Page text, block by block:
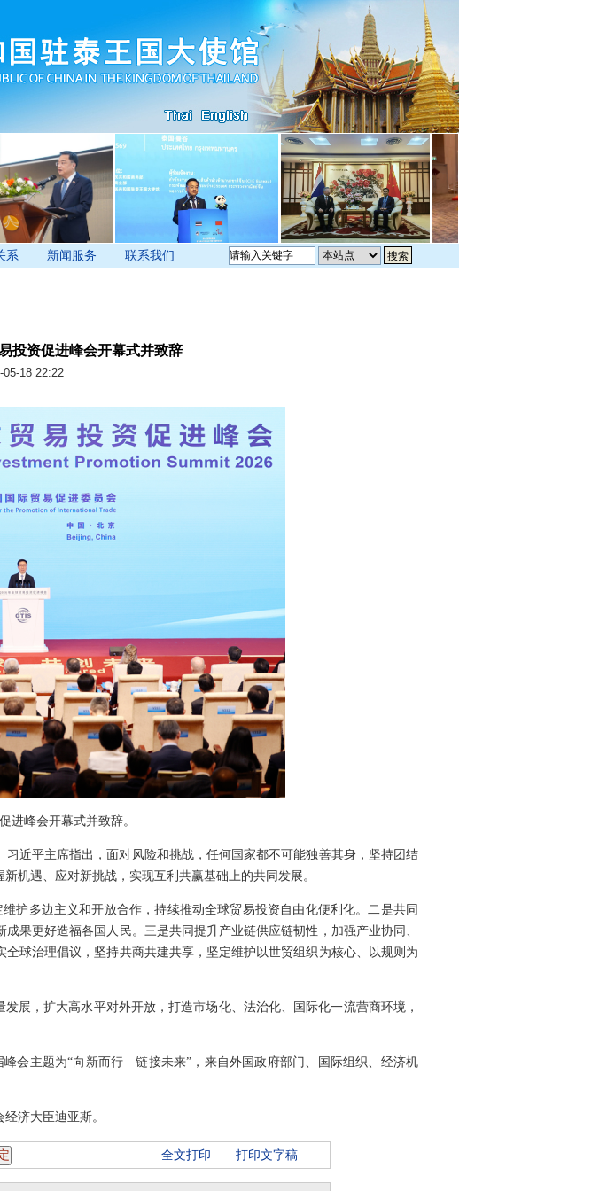
系 新闻服务 联系我们
投资促进峰会开幕式并致辞
05-18 22:22
进峰会开幕式并致辞。
近平主席指出，面对风险和挑战，任何国家都不可能独善其身，坚持团结
机遇、应对新挑战，实现互利共赢基础上的共同发展。
护多边主义和开放合作，持续推动全球贸易投资自由化便利化。二是共同
果更好造福各国人民。三是共同提升产业链供应链韧性，加强产业协同、
球治理倡议，坚持共商共建共享，坚定维护以世贸组织为核心、以规则为
展，扩大高水平对外开放，打造市场化、法治化、国际化一流营商环境，
会主题为“向新而行 链接未来”，来自外国政府部门、国际组织、经济机
济大臣迪亚斯。
全文打印 打印文字稿